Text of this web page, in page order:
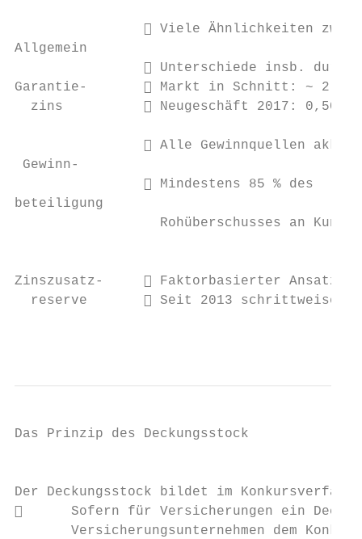
 Viele Ähnlichkeiten
Allgemein
 Unterschiede insb.
Garantie-        Markt in Schnitt: ~
zins           Neugeschäft 2017: 0,50%
 Alle Gewinnquellen
Gewinn-
 Mindestens 85 % des
beteiligung
Rohüberschusses an
Zinszusatz-      Faktorbasierter
reserve        Seit 2013 schrittweiser
Das Prinzip des Deckungsstock
Der Deckungsstock bildet im
      Sofern für Versicherungen ein
Versicherungsunternehmen dem